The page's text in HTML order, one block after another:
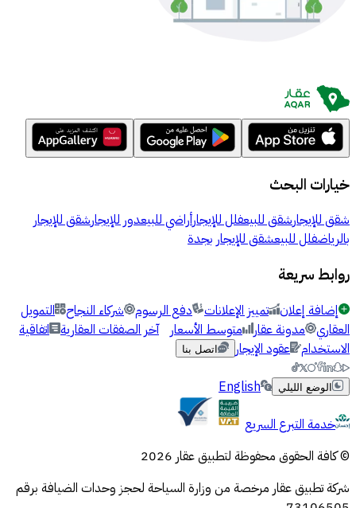
خيارات البحث
شقق للإيجارشقق للبيعفلل للإيجارأراضي للبيعدور للإيجارشقق للإيجار
بالرياضفلل للبيعشقق للإيجار بجدة
روابط سريعة
إضافة إعلان تمييز الإعلانات دفع الرسوم شركاء النجاح التمويل
العقاري مدونة عقار متوسط الأسعار آخر الصفقات العقارية اتفاقية
الاستخدام عقود الإيجار اتصل بنا
الوضع الليلي
English
خدمة التبرع السريع
© كافة الحقوق محفوظة لتطبيق عقار 2026
شركة تطبيق عقار مرخصة من وزارة السياحة لحجز وحدات الضيافة برقم